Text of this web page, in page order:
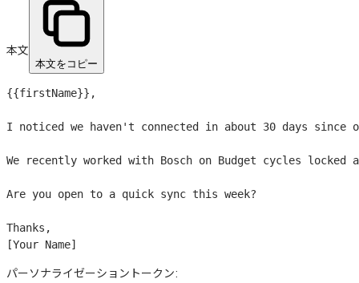
本文
本文をコピー
{{firstName}} ,
I noticed we haven't connected in about 30 days since
We recently worked with Bosch on Budget cycles
Are you open to a quick sync this week?
Thanks,
[Your Name]
パーソナライゼーショントークン: